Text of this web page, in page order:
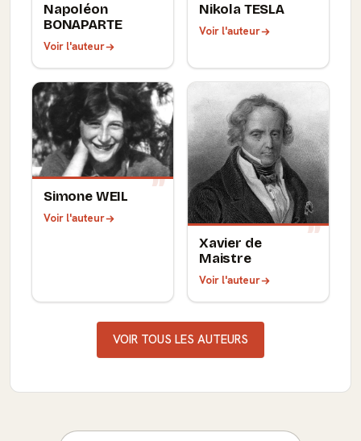
Napoléon
BONAPARTE
Voir l'auteur
Nikola TESLA
Voir l'auteur
Simone WEIL
Voir l'auteur
Xavier de
Maistre
Voir l'auteur
VOIR TOUS LES AUTEURS